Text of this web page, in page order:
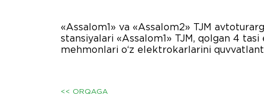
«Assalom1» va «Assalom2» TJM
stansiyalari «Assalom1» TJM, qolgan 4
mehmonlari o‘z elektrokarlarini
<< ORQAGA